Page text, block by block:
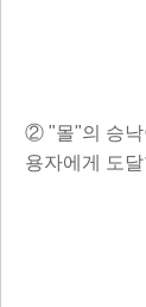
② "몰"의 승낙
용자에게 도